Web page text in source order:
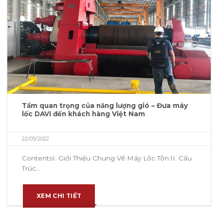
Tầm quan trọng của năng lượng gió – Đưa máy
lốc DAVI đến khách hàng Việt Nam
22/05/2022
ContentsI. Giới Thiệu Chung Về Máy Lốc Tôn:II. Cấu
Trúc...
XEM CHI TIẾT